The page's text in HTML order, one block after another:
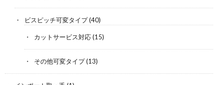
ビスピッチ可変タイプ(40)
カットサービス対応(15)
その他可変タイプ(13)